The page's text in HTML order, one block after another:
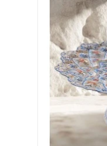
و هنرمند با جزئیات
می‌رود.
ویژه استفاده از طرح‌های
می‌بخشد.
شده برای حکاکی از
فلزات گران‌بها باشد) ارزش